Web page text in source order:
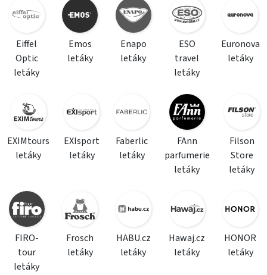
Eiffel
Optic
letáky
Emos
letáky
Enapo
letáky
ESO
travel
letáky
Euronova
letáky
EXIMtours
letáky
EXIsport
letáky
Faberlic
letáky
FAnn
parfumerie
letáky
Filson
Store
letáky
FIRO-
tour
letáky
Frosch
letáky
HABU.cz
letáky
Hawaj.cz
letáky
HONOR
letáky